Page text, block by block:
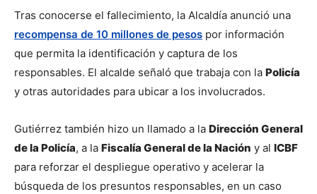
recompensa de 10 millones de pesos por información
que permita la identificación y captura de los
responsables. El alcalde señaló que trabaja con la Policía
y otras autoridades para ubicar a los involucrados.
Gutiérrez también hizo un llamado a la Dirección General
de la Policía, a la Fiscalía General de la Nación y al ICBF
para reforzar el despliegue operativo y acelerar la
búsqueda de los presuntos responsables, en un caso